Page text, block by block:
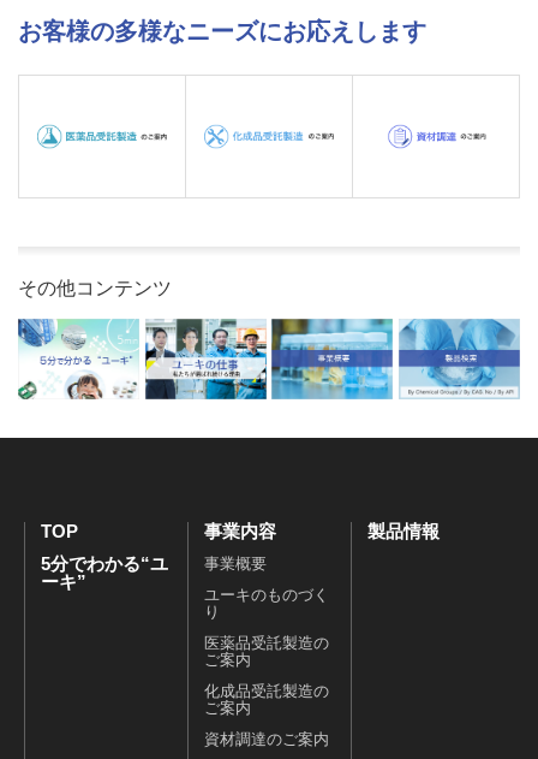
お客様の多様なニーズにお応えします
その他コンテンツ
TOP
5分でわかる“ユ
ーキ”
事業内容
事業概要
ユーキのものづく
り
医薬品受託製造の
ご案内
化成品受託製造の
ご案内
資材調達のご案内
製品情報